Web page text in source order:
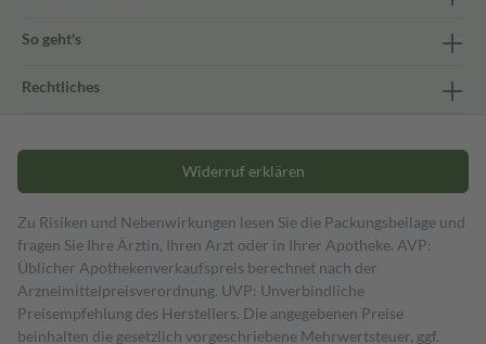
So geht's
Rechtliches
Widerruf erklären
Zu Risiken und Nebenwirkungen lesen Sie die Packungsbeilage und
fragen Sie Ihre Ärztin, Ihren Arzt oder in Ihrer Apotheke. AVP:
Üblicher Apothekenverkaufspreis berechnet nach der
Arzneimittelpreisverordnung. UVP: Unverbindliche
Preisempfehlung des Herstellers. Die angegebenen Preise
beinhalten die gesetzlich vorgeschriebene Mehrwertsteuer, ggf.